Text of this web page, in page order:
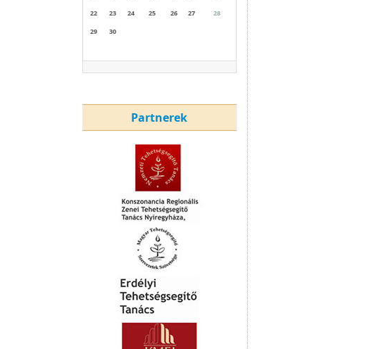
22
23 24 25 26 27
28
29
30
Partnerek